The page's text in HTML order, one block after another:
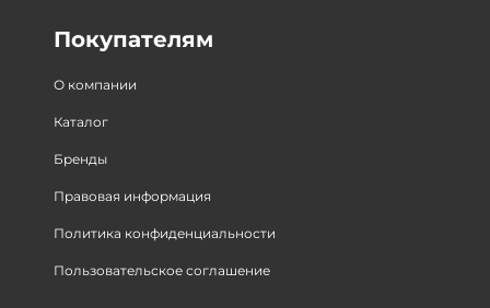
Покупателям
О компании
Каталог
Бренды
Правовая информация
Политика конфиденциальности
Пользовательское соглашение